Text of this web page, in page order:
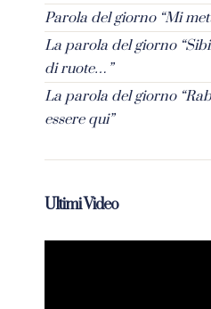
Parola del giorno “Mi
La parola del giorno
di ruote…”
La parola del giorno
essere qui”
Ultimi Video